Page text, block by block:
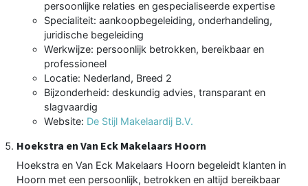
persoonlijke relaties en gespecialiseerde expertise
Specialiteit: aankoopbegeleiding, onderhandeling,
juridische begeleiding
Werkwijze: persoonlijk betrokken, bereikbaar en
professioneel
Locatie: Nederland, Breed 2
Bijzonderheid: deskundig advies, transparant en
slagvaardig
Website: De Stijl Makelaardij B.V.
Hoekstra en Van Eck Makelaars Hoorn
Hoekstra en Van Eck Makelaars Hoorn begeleidt klanten in
Hoorn met een persoonlijk, betrokken en altijd bereikbaar